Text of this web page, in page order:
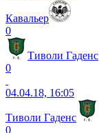
Кавальер
0
Тиволи Гаденс
0
04.04.18, 16:05
Тиволи Гаденс
0